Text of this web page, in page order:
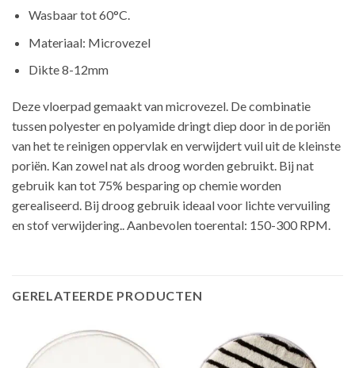
Wasbaar tot 60°C.
Materiaal: Microvezel
Dikte 8-12mm
Deze vloerpad gemaakt van microvezel. De combinatie
tussen polyester en polyamide dringt diep door in de poriën
van het te reinigen oppervlak en verwijdert vuil uit de kleinste
poriën. Kan zowel nat als droog worden gebruikt. Bij nat
gebruik kan tot 75% besparing op chemie worden
gerealiseerd. Bij droog gebruik ideaal voor lichte vervuiling
en stof verwijdering.. Aanbevolen toerental: 150-300 RPM.
GERELATEERDE PRODUCTEN